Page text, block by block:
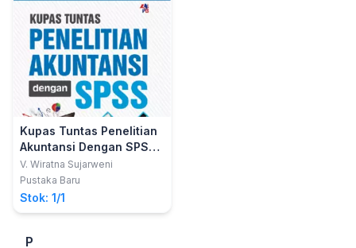
Kupas Tuntas Penelitian
Akuntansi Dengan SPSS
Edisi Lengkap / Pustaka
Baru Press
V. Wiratna Sujarweni
Pustaka Baru
Stok: 1/1
P